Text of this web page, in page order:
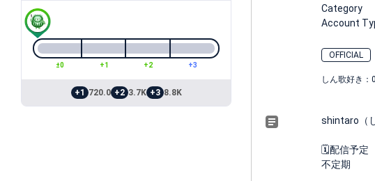
±0 +1 +2 +3
+1 720.0 +2 3.7K +3 8.8K
Category
Account
OFFICIAL
しん歌好き： 0
shintaro（
🗓配信予定
不定期